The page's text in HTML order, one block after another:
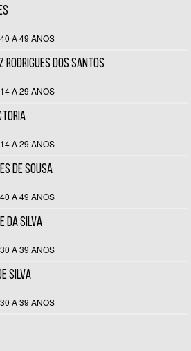
A 49 ANOS
RODRIGUES DOS SANTOS
A 29 ANOS
A 29 ANOS
DE SOUSA
A 49 ANOS
DA SILVA
A 39 ANOS
SILVA
A 39 ANOS